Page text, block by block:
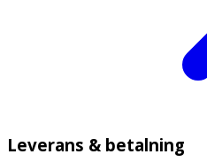
Leverans & betalning